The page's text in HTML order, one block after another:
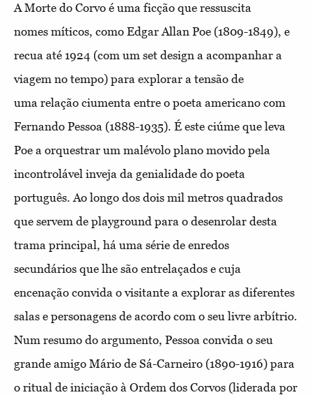
A Morte do Corvo é uma ficção que ressuscita
nomes míticos, como Edgar Allan Poe (1809-1849), e
recua até 1924 (com um set design a acompanhar a
viagem no tempo) para explorar a tensão de
uma relação ciumenta entre o poeta americano com
Fernando Pessoa (1888-1935). É este ciúme que leva
Poe a orquestrar um malévolo plano movido pela
incontrolável inveja da genialidade do poeta
português. Ao longo dos dois mil metros quadrados
que servem de playground para o desenrolar desta
trama principal, há uma série de enredos
secundários que lhe são entrelaçados e cuja
encenação convida o visitante a explorar as diferentes
salas e personagens de acordo com o seu livre arbítrio.
Num resumo do argumento, Pessoa convida o seu
grande amigo Mário de Sá-Carneiro (1890-1916) para
o ritual de iniciação à Ordem dos Corvos (liderada por